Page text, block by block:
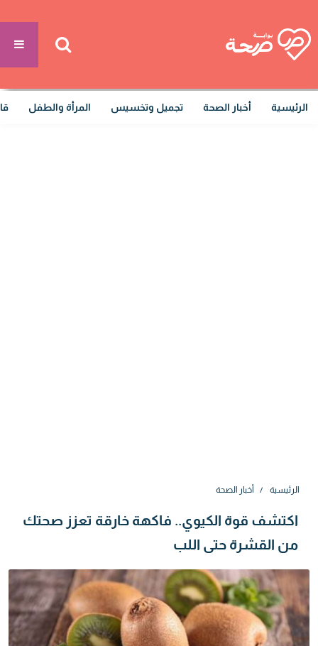
الرئيسية أخبار الصحة تجميل وتخسيس المرأة والطفل
الرئيسية أخبار الصحة
اكتشف قوة الكيوي.. فاكهة خارقة تعزز صحتك
من القشرة حتى اللب